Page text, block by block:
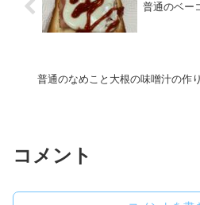
普通のベー
普通のなめこと大根の味噌汁の作
コメント